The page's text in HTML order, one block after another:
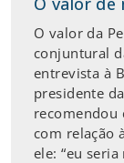
O valor da
conjuntural
entrevista à
presidente
recomendou
com relação
ele: “eu